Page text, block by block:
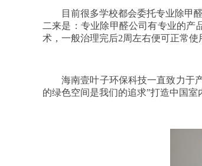
目前很多学校都会委托专业除甲
二来是：专业除甲醛公司有专业的产
术，一般治理完后2周左右便可正常
海南壹叶子环保科技一直致力于
的绿色空间是我们的追求”打造中国